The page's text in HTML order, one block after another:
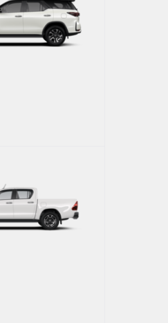
года выпуска.
перламутр», а богатое